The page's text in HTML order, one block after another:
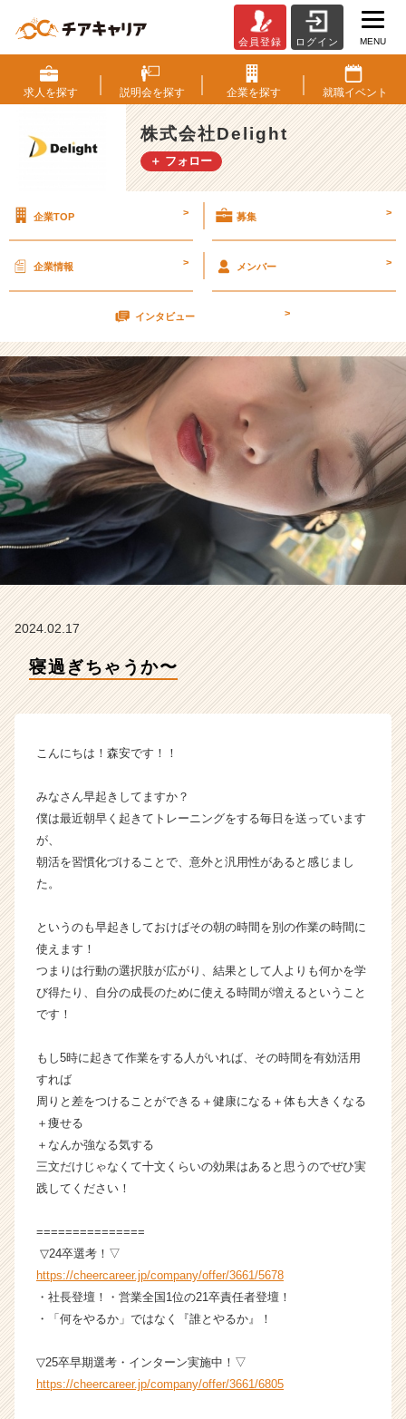
過
ぎ
ち
ゃ
う
か〜
社
l
i
h
t
の
タ
ム
ラ
イ
ン】
|
ン
チ
長
企
か
ス
ウ
ト
く
サ
ト
ア
リ
（C
e
r
e
会員登録 ログイン MENU
求人を探す 説明会を探す 企業を探す 就職イベント
株式会社Delight
＋ フォロー
企業TOP > 募集 >
企業情報 > メンバー >
インタビュー >
2024.02.17
寝過ぎちゃうか〜
こんにちは！森安です！！
みなさん早起きしてますか？
僕は最近朝早く起きてトレーニングをする毎日を送っています
が、
朝活を習慣化づけることで、意外と汎用性があると感じまし
た。
というのも早起きしておけばその朝の時間を別の作業の時間に
使えます！
つまりは行動の選択肢が広がり、結果として人よりも何かを学
び得たり、自分の成長のために使える時間が増えるということ
です！
もし5時に起きて作業をする人がいれば、その時間を有効活用
すれば
周りと差をつけることができる＋健康になる＋体も大きくなる
＋痩せる
＋なんか強なる気する
三文だけじゃなくて十文くらいの効果はあると思うのでぜひ実
践してください！
===============
▽24卒選考！▽
https://cheercareer.jp/company/offer/3661/5678
・社長登壇！・営業全国1位の21卒責任者登壇！
・「何をやるか」ではなく『誰とやるか』！
▽25卒早期選考・インターン実施中！▽
https://cheercareer.jp/company/offer/3661/6805